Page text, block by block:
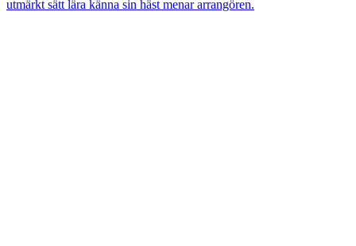
utmärkt sätt lära känna sin häst menar arrangören.